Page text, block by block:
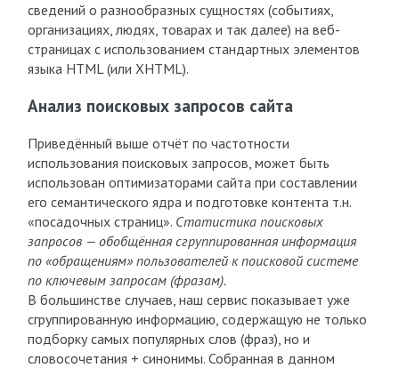
сведений о разнообразных сущностях (событиях,
организациях, людях, товарах и так далее) на веб-
страницах с использованием стандартных элементов
языка HTML (или XHTML).
Анализ поисковых запросов сайта
Приведённый выше отчёт по частотности
использования поисковых запросов, может быть
использован оптимизаторами сайта при составлении
его семантического ядра и подготовке контента т.н.
«посадочных страниц». Статистика поисковых
запросов — обобщённая сгруппированная информация
по «обращениям» пользователей к поисковой системе
по ключевым запросам (фразам).
В большинстве случаев, наш сервис показывает уже
сгруппированную информацию, содержащую не только
подборку самых популярных слов (фраз), но и
словосочетания + синонимы. Собранная в данном